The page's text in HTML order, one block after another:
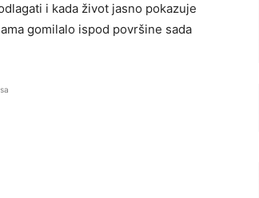
i kada život jasno pokazuje
gomilalo ispod površine sada